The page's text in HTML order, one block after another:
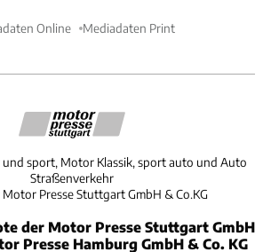
Online Mediadaten Print
sport, Motor Klassik, sport auto und Auto
Straßenverkehr
Presse Stuttgart GmbH & Co.KG
der Motor Presse Stuttgart GmbH
Presse Hamburg GmbH & Co. KG